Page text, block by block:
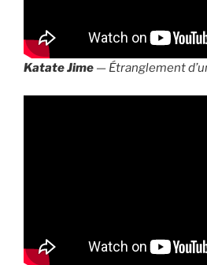
Katate Jime — Étranglement